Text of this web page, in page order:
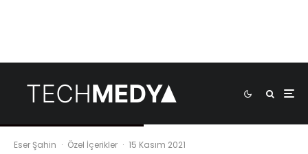
Eser Şahin · Özel İçerikler · 15 Kasım 2021